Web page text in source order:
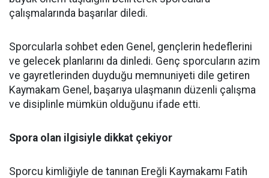
çalışmalarında başarılar diledi.
Sporcularla sohbet eden Genel, gençlerin hedeflerini
ve gelecek planlarını da dinledi. Genç sporcuların azim
ve gayretlerinden duyduğu memnuniyeti dile getiren
Kaymakam Genel, başarıya ulaşmanın düzenli çalışma
ve disiplinle mümkün olduğunu ifade etti.
Spora olan ilgisiyle dikkat çekiyor
Sporcu kimliğiyle de tanınan Ereğli Kaymakamı Fatih